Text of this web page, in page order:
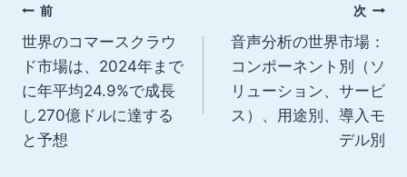
投
稿
ナ
ビ
前
世界のコマースクラウ
ド市場は、2024年まで
に年平均24.9%で成長
し270億ドルに達する
と予想
次
音声分析の世界市場：
コンポーネント別（ソ
リューション、サービ
ス）、用途別、導入モ
デル別